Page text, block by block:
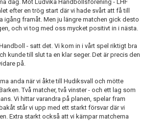
dag. Mot Ludvika Handbollsförening - LHF
efter en trög start där vi hade svårt att få till
igång framåt. Men ju längre matchen gick desto
och vi tog med oss mycket positivt in i nästa.
- satt det. Vi kom in i vårt spel riktigt bra
kunde till slut ta en klar seger. Det är precis den
på.
anda när vi åkte till Hudiksvall och mötte
Två matcher, två vinster - och ett lag som
Vi hittar varandra på planen, spelar fram
står vi upp med ett starkt försvar där vi
Extra starkt också att vi kämpar matcherna